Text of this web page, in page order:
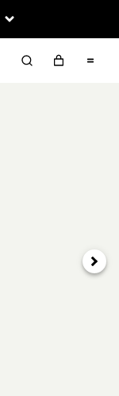
次へ